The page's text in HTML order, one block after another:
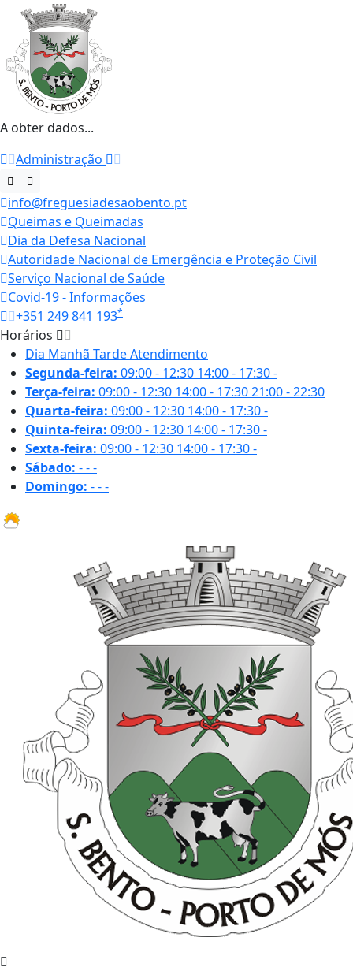
A obter dados...
Administração
info@freguesiadesaobento.pt
Queimas e Queimadas
Dia da Defesa Nacional
Autoridade Nacional de Emergência e Proteção Civil
Serviço Nacional de Saúde
Covid-19 - Informações
+351 249 841 193*
Horários
Dia Manhã TardeAtendimento
Segunda-feira: 09:00 - 12:30 14:00 - 17:30-
Terça-feira: 09:00 - 12:30 14:00 - 17:3021:00 - 22:30
Quarta-feira: 09:00 - 12:30 14:00 - 17:30-
Quinta-feira: 09:00 - 12:30 14:00 - 17:30-
Sexta-feira: 09:00 - 12:30 14:00 - 17:30-
Sábado: ---
Domingo: ---